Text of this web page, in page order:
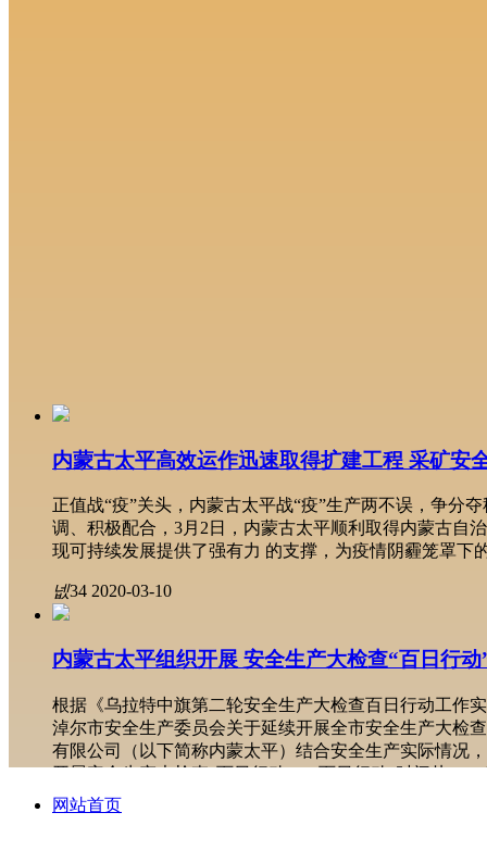
内蒙古太平高效运作迅速取得扩建工程 采矿安
正值战“疫”关头，内蒙古太平战“疫”生产两不误，争分
调、积极配合，3月2日，内蒙古太平顺利取得内蒙古自
现可持续发展提供了强有力 的支撑，为疫情阴霾笼罩下
넶34 2020-03-10
内蒙古太平组织开展 安全生产大检查“百日行动
根据《乌拉特中旗第二轮安全生产大检查百日行动工作
淖尔市安全生产委员会关于延续开展全市安全生产大检
有限公司（以下简称内蒙太平）结合安全生产实际情况
开展安全生产大检查“百日行动”。“百日行动”时间从
넶66 2019-12-26
网站首页